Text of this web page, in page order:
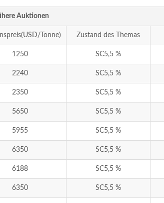
Auktionen
Tonne) Zustand des Themas
1250 SC5,5 %
2240 SC5,5 %
2350 SC5,5 %
5650 SC5,5 %
5955 SC5,5 %
6350 SC5,5 %
6188 SC5,5 %
6350 SC5,5 %